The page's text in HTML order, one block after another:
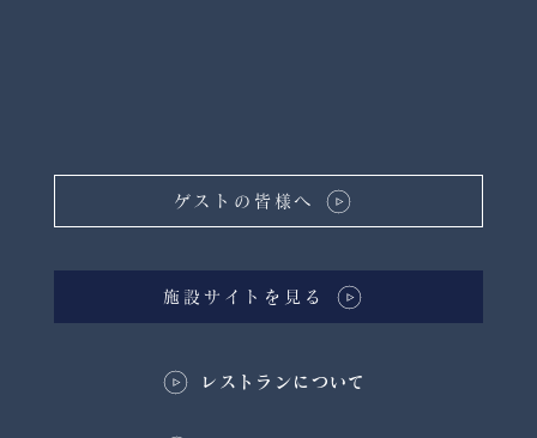
施設サイトを見る
ゲストの皆様へ
レストランについて